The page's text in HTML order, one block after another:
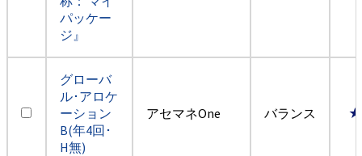
パッケー
ジ』
グローバ
ル･アロケ
ーション
B(年4回･
H無)
アセマネOne バランス